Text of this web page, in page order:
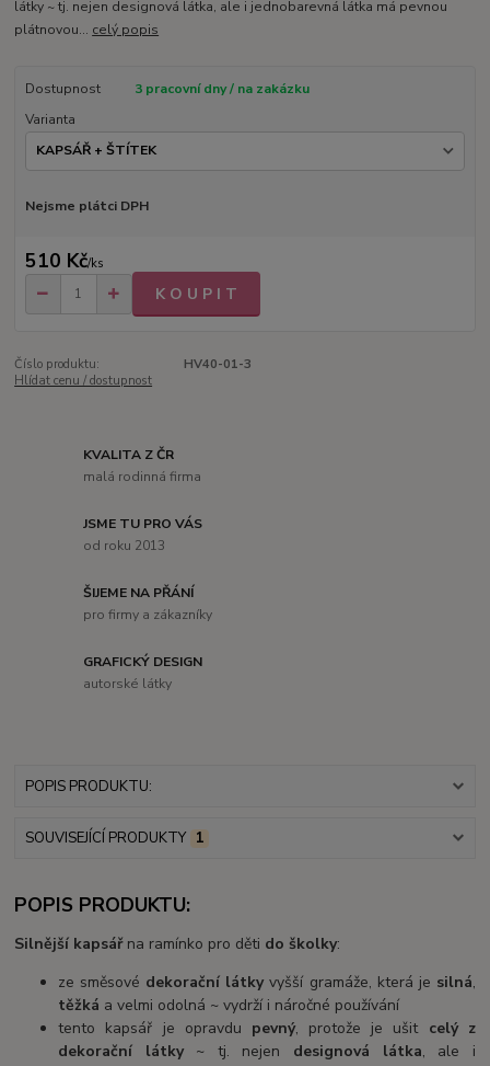
látky ~ tj. nejen designová látka, ale i jednobarevná látka má pevnou
plátnovou... celý popis
Dostupnost
3 pracovní dny / na zakázku
Varianta
Nejsme plátci DPH
510 Kč/ks
K O U P I T
Číslo produktu:
HV40-01-3
Hlídat cenu / dostupnost
KVALITA Z ČR
malá rodinná firma
JSME TU PRO VÁS
od roku 2013
ŠIJEME NA PŘÁNÍ
pro firmy a zákazníky
GRAFICKÝ DESIGN
autorské látky
POPIS PRODUKTU:
SOUVISEJÍCÍ PRODUKTY 1
POPIS PRODUKTU:
Silnější kapsář na ramínko pro děti do školky:
ze směsové dekorační látkyvyšší gramáže, která je silná,
těžká a velmi odolná ~ vydrží i náročné používání
tento kapsář je opravdu pevný, protože je ušit celý z
dekorační látky~ tj. nejen designová látka, ale i